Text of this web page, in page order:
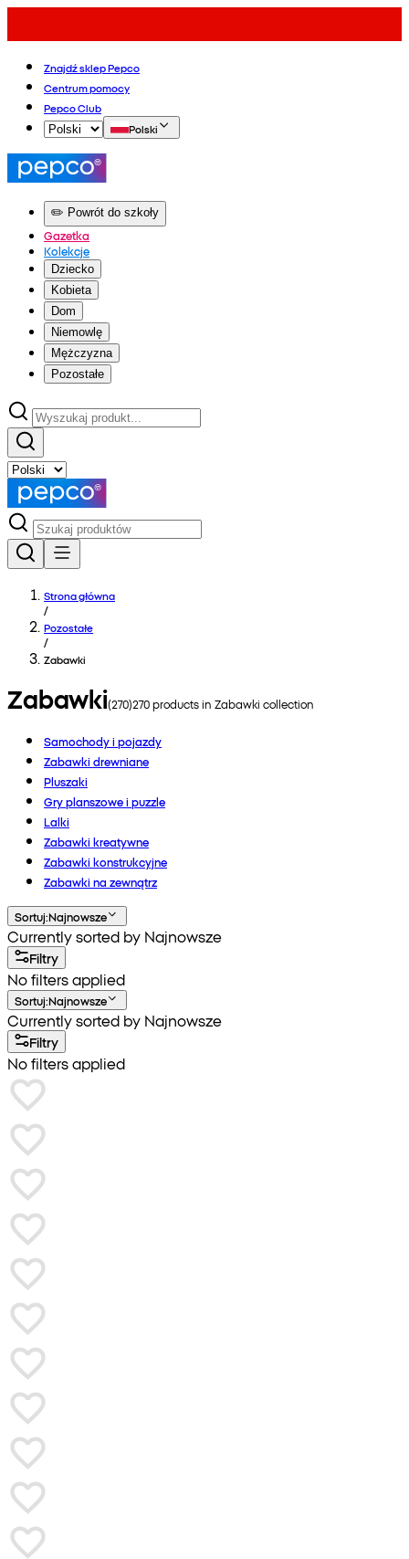
Znajdź sklep Pepco
Centrum pomocy
Pepco Club
Polski
✏️ Powrót do szkoły
Gazetka
Kolekcje
Dziecko
Kobieta
Dom
Niemowlę
Mężczyzna
Pozostałe
Strona główna
/
Pozostałe
/
Zabawki
Zabawki(270)270products inZabawki collection
Samochody i pojazdy
Zabawki drewniane
Pluszaki
Gry planszowe i puzzle
Lalki
Zabawki kreatywne
Zabawki konstrukcyjne
Zabawki na zewnątrz
Sortuj:Najnowsze
Currently sorted by Najnowsze
Filtry
No filters applied
Sortuj:Najnowsze
Currently sorted by Najnowsze
Filtry
No filters applied